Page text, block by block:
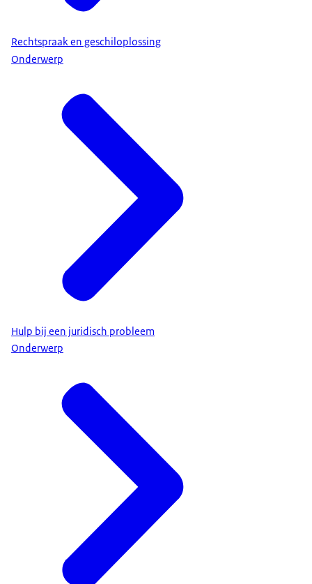
Rechtspraak en geschiloplossing
Onderwerp
Hulp bij een juridisch probleem
Onderwerp